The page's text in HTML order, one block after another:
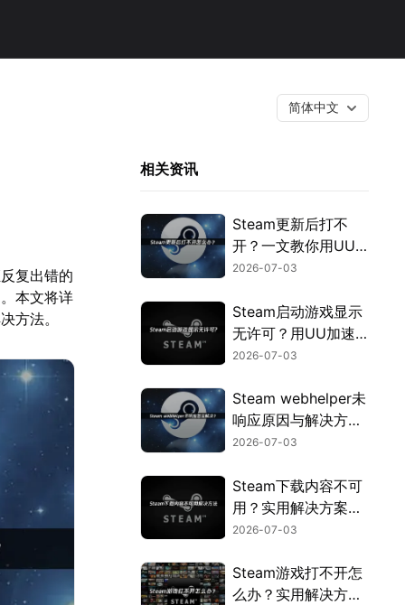
简体中文
复出错的
本文将详
方法。
相关资讯
Steam更新后打不
开？一文教你用UU
加速器快速解决！
2026-07-03
Steam启动游戏显示
无许可？用UU加速
器免费优化授权验
2026-07-03
Steam webhelper未
响应原因与解决方法
全解析！
2026-07-03
Steam下载内容不可
用？实用解决方案来
了！
2026-07-03
Steam游戏打不开怎
么办？实用解决方法